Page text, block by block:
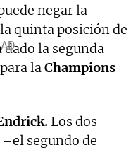
negar la
quinta posición de
la segunda
laChampions
Los dos
–el segundo de